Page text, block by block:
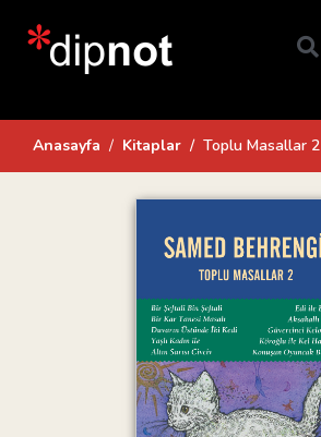
Anasayfa Kitaplar Toplu Masallar 2